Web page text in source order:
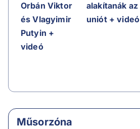
Orbán Viktor
és Vlagyimir
Putyin +
videó
alakítanák az
uniót + videó
Műsorzóna